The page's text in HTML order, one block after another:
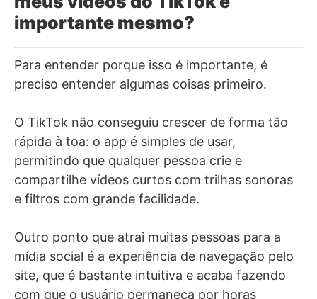
importante mesmo?
Para entender porque isso é importante, é
preciso entender algumas coisas primeiro.
O TikTok não conseguiu crescer de forma tão
rápida à toa: o app é simples de usar,
permitindo que qualquer pessoa crie e
compartilhe vídeos curtos com trilhas sonoras
e filtros com grande facilidade.
Outro ponto que atrai muitas pessoas para a
mídia social é a experiência de navegação pelo
site, que é bastante intuitiva e acaba fazendo
com que o usuário permaneça por horas